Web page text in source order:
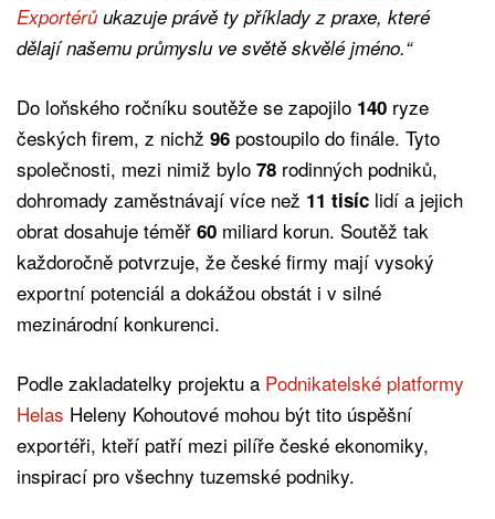
Exportérůukazuje právě ty příklady z praxe, které
dělají našemu průmyslu ve světě skvělé jméno.“
Do loňského ročníku soutěže se zapojilo 140 ryze
českých firem, z nichž 96 postoupilo do finále. Tyto
společnosti, mezi nimiž bylo 78 rodinných podniků,
dohromady zaměstnávají více než 11 tisíc lidí a jejich
obrat dosahuje téměř 60 miliard korun. Soutěž tak
každoročně potvrzuje, že české firmy mají vysoký
exportní potenciál a dokážou obstát i v silné
mezinárodní konkurenci.
Podle zakladatelky projektu a Podnikatelské platformy
Helas Heleny Kohoutové mohou být tito úspěšní
exportéři, kteří patří mezi pilíře české ekonomiky,
inspirací pro všechny tuzemské podniky.